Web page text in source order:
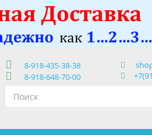
8-918-435-38-38
8-918-648-70-00